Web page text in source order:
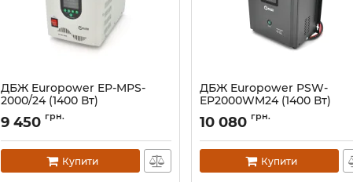
ДБЖ Europower EP-MPS-
2000/24 (1400 Вт)
Артикул: 39299
9 450 грн.
Купити
ДБЖ Europower PSW-
EP2000WM24 (1400 Вт)
Артикул: 09845
10 080 грн.
Купити